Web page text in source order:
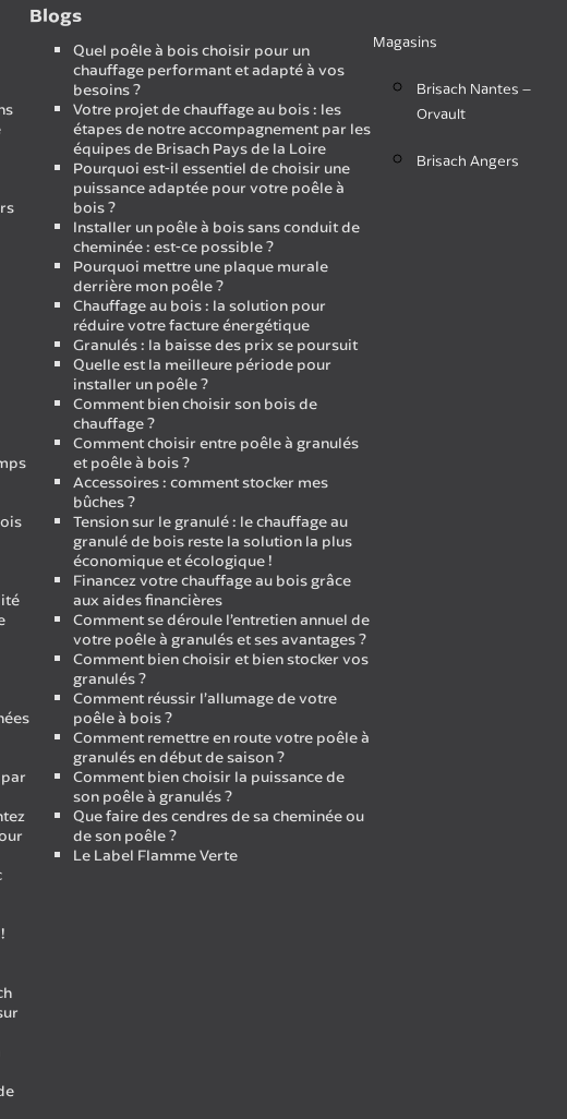
Blogs
Quel poêle à bois choisir pour un
chauffage performant et adapté à vos
besoins ?
Votre projet de chauffage au bois : les
étapes de notre accompagnement par les
équipes de Brisach Pays de la Loire
Pourquoi est-il essentiel de choisir une
puissance adaptée pour votre poêle à
bois ?
Installer un poêle à bois sans conduit de
cheminée : est-ce possible ?
Pourquoi mettre une plaque murale
derrière mon poêle ?
Chauffage au bois : la solution pour
réduire votre facture énergétique
Granulés : la baisse des prix se poursuit
Quelle est la meilleure période pour
installer un poêle ?
Comment bien choisir son bois de
chauffage ?
Comment choisir entre poêle à granulés
et poêle à bois ?
Accessoires : comment stocker mes
bûches ?
Tension sur le granulé : le chauffage au
granulé de bois reste la solution la plus
économique et écologique !
Financez votre chauffage au bois grâce
aux aides financières
Comment se déroule l’entretien annuel de
votre poêle à granulés et ses avantages ?
Comment bien choisir et bien stocker vos
granulés ?
Comment réussir l’allumage de votre
poêle à bois ?
Comment remettre en route votre poêle à
granulés en début de saison ?
Comment bien choisir la puissance de
son poêle à granulés ?
Que faire des cendres de sa cheminée ou
de son poêle ?
Le Label Flamme Verte
Magasins
Brisach Nantes –
Orvault
Brisach Angers